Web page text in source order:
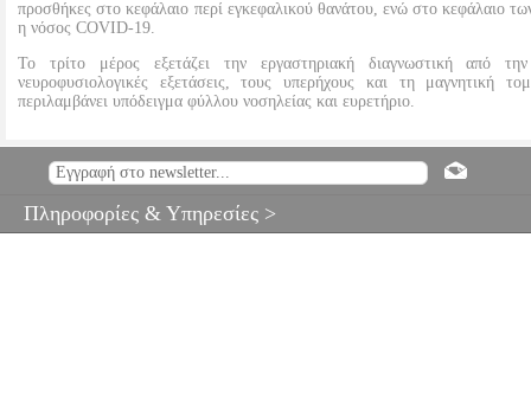
προσθήκες στο κεφάλαιο περί εγκεφαλικού θανάτου, ενώ στο κεφάλαιο
η νόσος COVID-19.
Το τρίτο μέρος εξετάζει την εργαστηριακή διαγνωστική από
νευροφυσιολογικές εξετάσεις, τους υπερήχους και τη μαγνητική
περιλαμβάνει υπόδειγμα φύλλου νοσηλείας και ευρετήριο.
ΙΩΑΝΝΗΣ, ΑΡΤΕΜΗΣ ΝΙΚΟΛΑΟΣ
ΛΟΓΟΘΕΤΗΣ
•ΛΟΓΟΘΕΤΗΣ ΙΩΑΝΝΗΣ, ΜΥΛΩΝΑΣ ΙΩΑΝΝΗΣ, ΑΡΤΕΜΗΣ
Πληροφορίες & Υπηρεσίες >